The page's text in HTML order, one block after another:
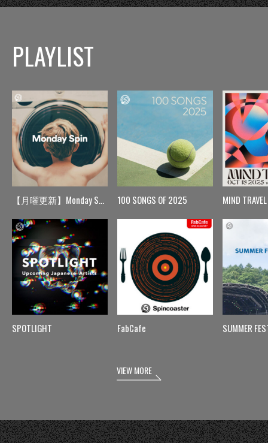
PLAYLIST
【月曜更新】Monday Spin
SPOTLIGHT
100 SONGS OF 2025
FabCafe
MIND TRAVEL
SUMMER
VIEW MORE